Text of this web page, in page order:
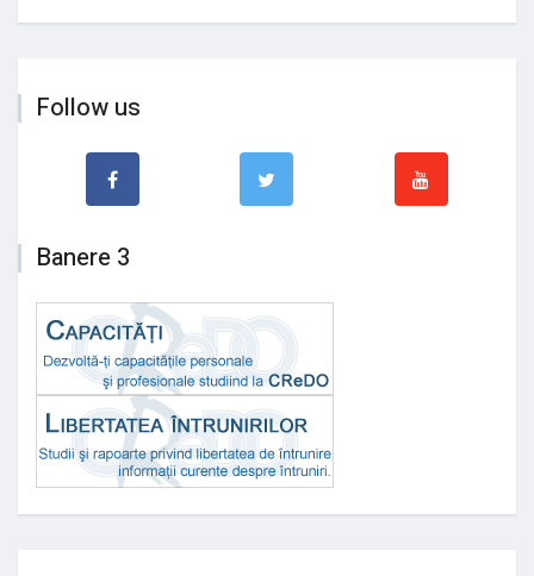
Follow us
Banere 3